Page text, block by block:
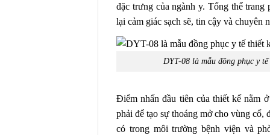
đặc trưng của ngành y. Tổng thể trang
lại cảm giác sạch sẽ, tin cậy và chuyên
DYT-08 là mẫu đồng phục y
Điểm nhấn đầu tiên của thiết kế nằm
phải để tạo sự thoáng mở cho vùng
có trong môi trường bệnh viện và